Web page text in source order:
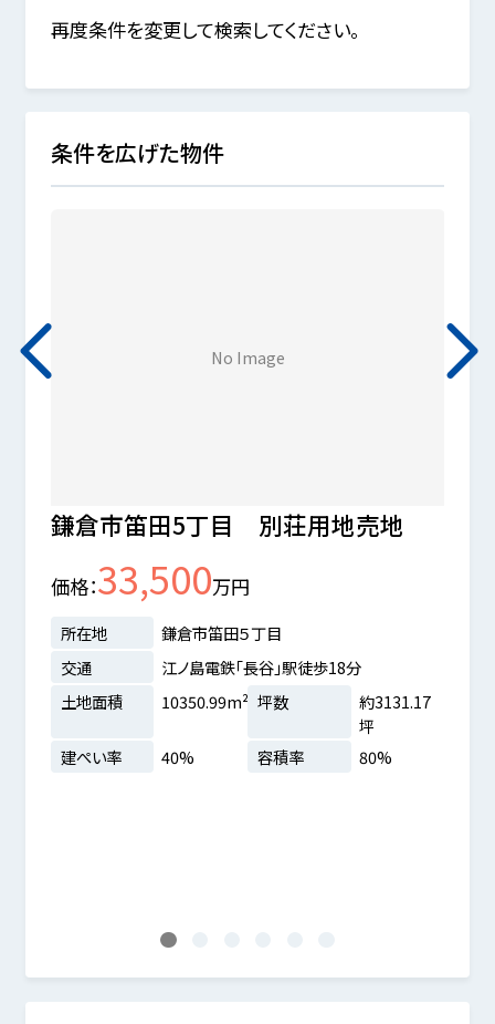
再度条件を変更して検索してください。
条件を広げた物件
No Image
鎌倉市笛田5丁目 別荘用地売地
価格 33,500万円
所在地
鎌倉市笛田５丁目
交通
江ノ島電鉄「長谷」駅徒歩18分
土地面積
10350.99m² 坪数
約3131.17
坪
建ぺい率
40% 容積率 80%
1